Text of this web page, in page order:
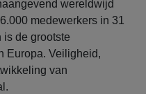
wereldwijd
medewerkers in 31
is de grootste
Europa. Veiligheid,
van